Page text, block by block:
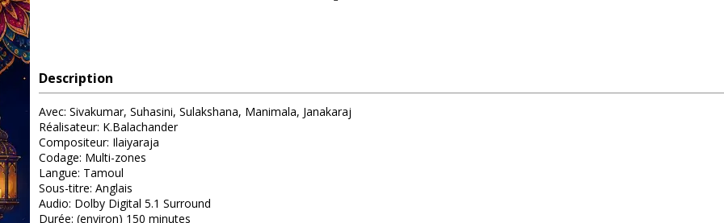
Description
Avec: Sivakumar, Suhasini, Sulakshana, Manimala, Janakaraj
Réalisateur: K.Balachander
Compositeur: Ilaiyaraja
Codage: Multi-zones
Langue: Tamoul
Sous-titre: Anglais
Audio: Dolby Digital 5.1 Surround
Durée: (environ) 150 minutes